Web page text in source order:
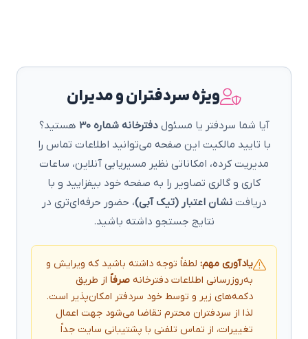
ویژه سردفتران و مدیران
آیا شما سردفتر یا مسئولدفترخانه شماره 30
هستید؟
با تایید مالکیت این صفحه می‌توانید اطلاعات تماس را
مدیریت کرده، امکاناتی نظیر مسیریابی آنلاین، ساعات
کاری و گالری تصاویر را به صفحه خود بیفزایید و با
دریافتنشان اعتبار (تیک آبی)، حضور حرفه‌ای‌تری در
نتایج جستجو داشته باشید.
یادآوری مهم: لطفاً توجه داشته باشید که ویرایش و
به‌روزرسانی اطلاعات دفترخانه صرفاً از طریق
دکمه‌های زیر و توسط خود سردفتر امکان‌پذیر است.
لذا از سردفتران محترم تقاضا می‌شود جهت اعمال
تغییرات، از تماس تلفنی با پشتیبانی سایت جداً